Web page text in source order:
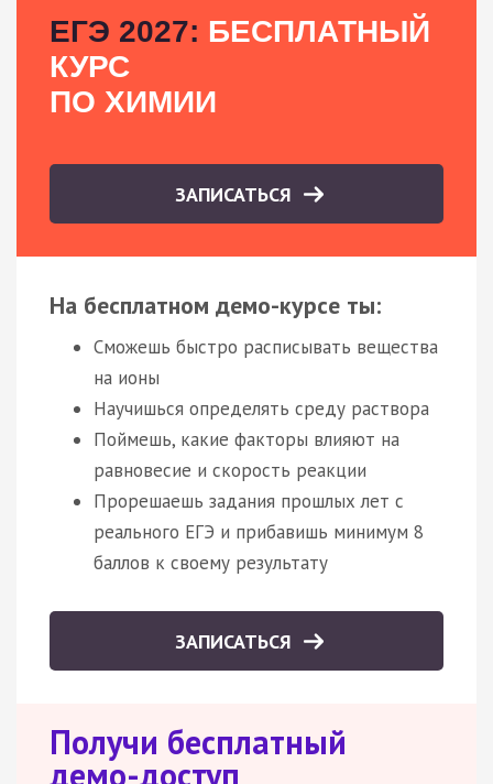
ЕГЭ 2027: БЕСПЛАТНЫЙ
КУРС
ПО ХИМИИ
ЗАПИСАТЬСЯ
На бесплатном демо-курсе ты:
Сможешь быстро расписывать вещества
на ионы
Научишься определять среду раствора
Поймешь, какие факторы влияют на
равновесие и скорость реакции
Прорешаешь задания прошлых лет с
реального ЕГЭ и прибавишь минимум 8
баллов к своему результату
ЗАПИСАТЬСЯ
Получи бесплатный
демо-доступ